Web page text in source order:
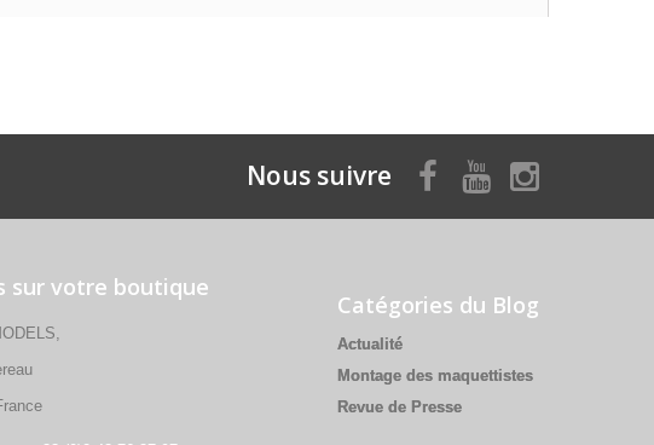
Nous suivre
sur votre boutique
Catégories du Blog
Actualité
Montage des maquettistes
Revue de Presse